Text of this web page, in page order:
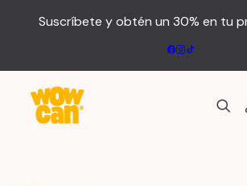
Suscríbete y obtén un 30% en tu